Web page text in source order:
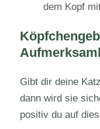
dem Kopf
Gibt dir deine
dann wird sie
positiv du auf